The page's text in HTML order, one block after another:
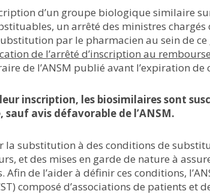
d’un groupe biologique similaire
un arrêté des ministres chargés
par le pharmacien au sein de ce
de l’arrêté d’inscription au
de l’ANSM publié avant l’expiration de
inscription, les biosimilaires sont
sauf avis défavorable de l’ANSM.
la substitution à des conditions de
et des mises en garde de nature à
de l’aider à définir ces conditions,
composé d’associations de patients et